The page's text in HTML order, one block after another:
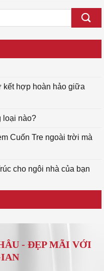
kết hợp hoàn hảo giữa
loại nào?
Cuốn Tre ngoài trời mà
cho ngôi nhà của bạn
- ĐẸP MÃI VỚI